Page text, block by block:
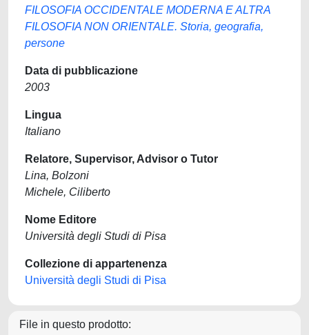
FILOSOFIA OCCIDENTALE MODERNA E ALTRA
FILOSOFIA NON ORIENTALE. Storia, geografia,
persone
Data di pubblicazione
2003
Lingua
Italiano
Relatore, Supervisor, Advisor o Tutor
Lina, Bolzoni
Michele, Ciliberto
Nome Editore
Università degli Studi di Pisa
Collezione di appartenenza
Università degli Studi di Pisa
File in questo prodotto: